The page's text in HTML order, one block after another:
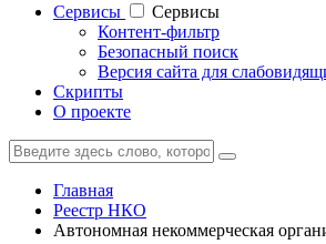
Cервисы
Cервисы
Контент-фильтр
Безопасный поиск
Версия сайта для
Скрипты
О проекте
Главная
Реестр НКО
Автономная некоммерческая